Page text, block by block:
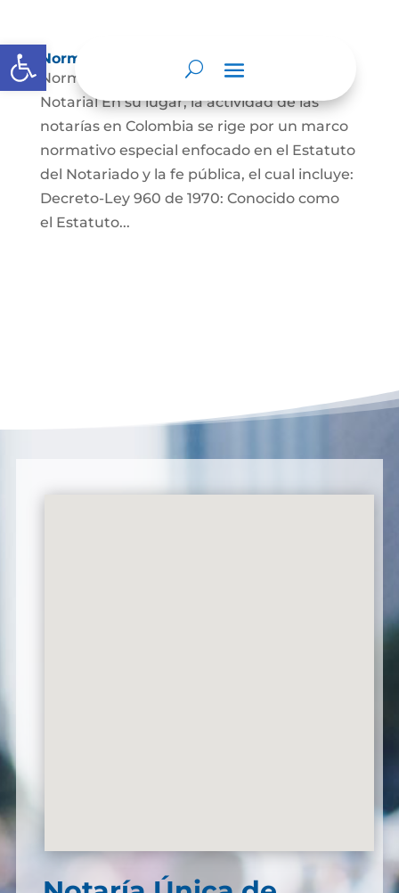
Abrir barra de herramientas
Normatividad especial
Normatividad Especial El Régimen Jurídico
Notarial En su lugar, la actividad de las
notarías en Colombia se rige por un marco
normativo especial enfocado en el Estatuto
del Notariado y la fe pública, el cual incluye:
Decreto-Ley 960 de 1970: Conocido como
el Estatuto...